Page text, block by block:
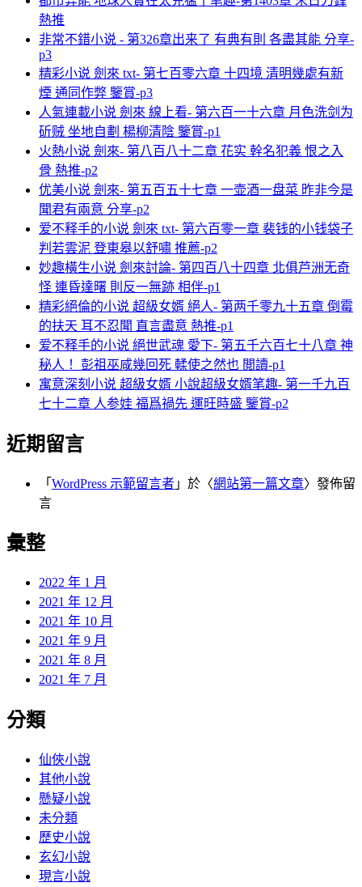
熱推
非常不錯小说 - 第326章出来了 有典有則 各盡其能 分享-
p3
精彩小说 劍來 txt- 第七百零六章 十四境 清明幾處有新
煙 通同作弊 鑒賞-p3
人氣連載小说 劍來 線上看- 第六百一十六章 月色洗剑为
斫贼 坐地自劃 楊柳清陰 鑒賞-p1
火熱小说 劍來- 第八百八十二章 花实 幹名犯義 恨之入
骨 熱推-p2
优美小说 劍來- 第五百五十七章 一壶酒一盘菜 昨非今是
聞君有兩意 分享-p2
爱不释手的小说 劍來 txt- 第六百零一章 裴钱的小钱袋子
判若雲泥 登東皋以舒嘯 推薦-p2
妙趣橫生小说 劍來討論- 第四百八十四章 北俱芦洲无奇
怪 連昏達曙 則反一無跡 相伴-p1
精彩絕倫的小说 超級女婿 絕人- 第两千零九十五章 倒霉
的扶天 耳不忍聞 直言盡意 熱推-p1
爱不释手的小说 絕世武魂 愛下- 第五千六百七十八章 神
秘人！ 彭祖巫咸幾回死 輮使之然也 閲讀-p1
寓意深刻小说 超級女婿 小說超級女婿笔趣- 第一千九百
七十二章 人参娃 福爲禍先 運旺時盛 鑒賞-p2
近期留言
「 WordPress 示範留言者 」於〈網站第一篇文章〉發佈留
言
彙整
2022 年 1 月
2021 年 12 月
2021 年 10 月
2021 年 9 月
2021 年 8 月
2021 年 7 月
分類
仙俠小說
其他小說
懸疑小說
未分類
歷史小說
玄幻小說
現言小說